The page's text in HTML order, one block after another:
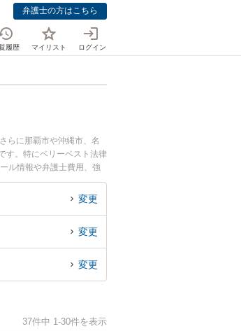
弁護士の方はこちら
履歴 マイリスト ログイン
らに那覇市や沖縄市、名
す。特にベリーベスト法律
ル情報や弁護士費用、強
解決の実績豊富な近くの弁
。
変更
変更
変更
37件中 1-30件を表示